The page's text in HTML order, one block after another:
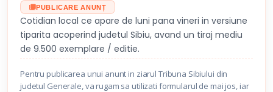
PUBLICARE ANUNȚ
Cotidian local ce apare de luni pana vineri in versiune
tiparita acoperind judetul Sibiu, avand un tiraj mediu
de 9.500 exemplare / editie.
Pentru publicarea unui anunt in ziarul Tribuna Sibiului din
judetul Generale, va rugam sa utilizati formularul de mai jos, iar